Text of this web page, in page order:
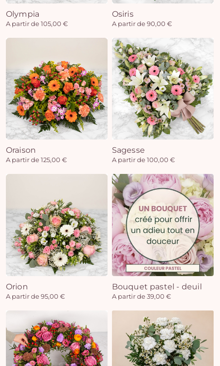
Olympia
A partir de 105,00 €
Osiris
A partir de 90,00 €
Oraison
A partir de 125,00 €
Sagesse
A partir de 100,00 €
Orion
A partir de 95,00 €
Bouquet pastel - deuil
A partir de 39,00 €